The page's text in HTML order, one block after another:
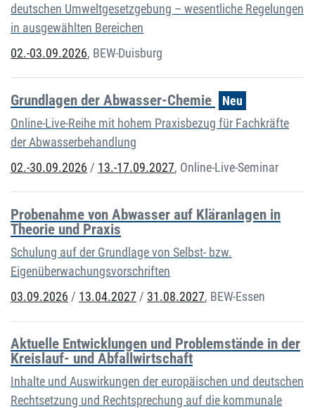
deutschen Umweltgesetzgebung – wesentliche Regelungen
in ausgewählten Bereichen
02.-03.09.2026, BEW-Duisburg
Grundlagen der Abwasser-Chemie
Neu
Online-Live-Reihe mit hohem Praxisbezug für Fachkräfte
der Abwasserbehandlung
02.-30.09.2026 / 13.-17.09.2027, Online-Live-Seminar
Probenahme von Abwasser auf Kläranlagen in
Theorie und Praxis
Schulung auf der Grundlage von Selbst- bzw.
Eigenüberwachungsvorschriften
03.09.2026 / 13.04.2027 / 31.08.2027, BEW-Essen
Aktuelle Entwicklungen und Problemstände in der
Kreislauf- und Abfallwirtschaft
Inhalte und Auswirkungen der europäischen und deutschen
Rechtsetzung und Rechtsprechung auf die kommunale